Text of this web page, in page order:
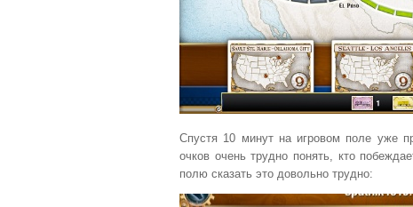
Спустя 10 минут на игровом поле уже
очков очень трудно понять, кто
полю сказать это довольно трудно: